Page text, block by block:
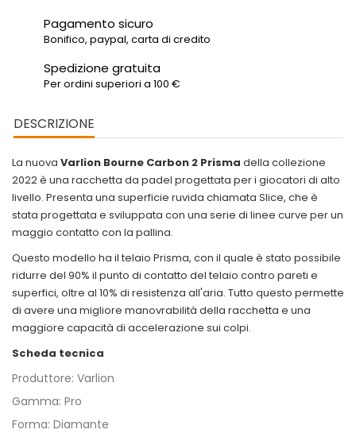
Pagamento sicuro
Bonifico, paypal, carta di credito
Spedizione gratuita
Per ordini superiori a 100 €
DESCRIZIONE
La nuova Varlion Bourne Carbon 2 Prisma della collezione
2022 è una racchetta da padel progettata per i giocatori di alto
livello. Presenta una superficie ruvida chiamata Slice, che è
stata progettata e sviluppata con una serie di linee curve per un
maggio contatto con la pallina.
Questo modello ha il telaio Prisma, con il quale è stato possibile
ridurre del 90% il punto di contatto del telaio contro pareti e
superfici, oltre al 10% di resistenza all'aria. Tutto questo permette
di avere una migliore manovrabilità della racchetta e una
maggiore capacità di accelerazione sui colpi.
Scheda tecnica
Produttore: Varlion
Gamma: Pro
Forma: Diamante